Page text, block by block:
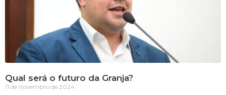
Qual será o futuro da Granja?
11 de novembro de 2024